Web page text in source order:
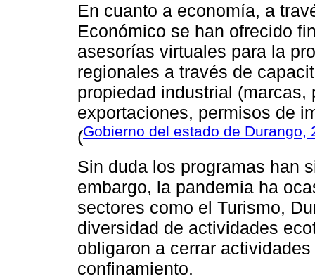
En cuanto a economía, a
Económico se han ofrecido
asesorías virtuales para la
regionales a través de
propiedad industrial
exportaciones, permisos de
(Gobierno del estado de Durango,
Sin duda los programas han
embargo, la pandemia ha
sectores como el Turismo,
diversidad de actividades
obligaron a cerrar
confinamiento.